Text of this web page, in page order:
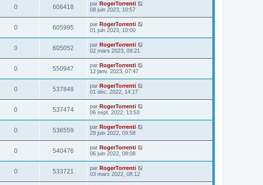
0 606418 par RogerTorrenti
08 juin 2023, 10:57
0 605995 par RogerTorrenti
01 juin 2023, 10:00
0 605052 par RogerTorrenti
02 mars 2023, 09:21
0 550947 par RogerTorrenti
12 janv. 2023, 07:47
0 537848 par RogerTorrenti
01 déc. 2022, 14:17
0 537474 par RogerTorrenti
06 sept. 2022, 13:53
0 536559 par RogerTorrenti
29 juin 2022, 09:58
0 540476 par RogerTorrenti
06 juin 2022, 08:08
0 533721 par RogerTorrenti
03 mars 2022, 08:12